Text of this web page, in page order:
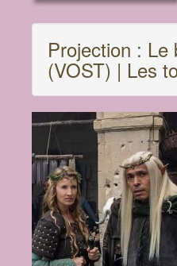
Projection : Le
(VOST) | Les